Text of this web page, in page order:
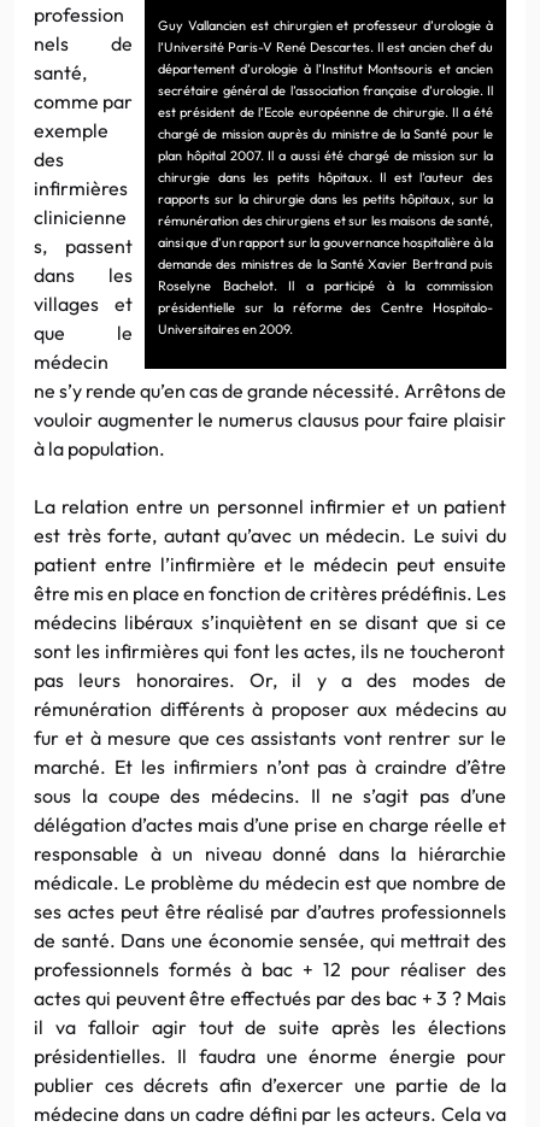
Guy Vallancien est chirurgien et professeur d’urologie à
l’Université Paris-V René Descartes. Il est ancien chef du
département d’urologie à l’Institut Montsouris et ancien
secrétaire général de l’association française d’urologie. Il
est président de l’Ecole européenne de chirurgie. Il a été
chargé de mission auprès du ministre de la Santé pour le
plan hôpital 2007. Il a aussi été chargé de mission sur la
chirurgie dans les petits hôpitaux. Il est l’auteur des
rapports sur la chirurgie dans les petits hôpitaux, sur la
rémunération des chirurgiens et sur les maisons de santé,
ainsi que d’un rapport sur la gouvernance hospitalière à la
demande des ministres de la Santé Xavier Bertrand puis
Roselyne Bachelot. Il a participé à la commission
présidentielle sur la réforme des Centre Hospitalo-
Universitaires en 2009.
profession
nels de
santé,
comme par
exemple
des
infirmières
clinicienne
s, passent
dans les
villages et
que le
médecin
ne s’y rende qu’en cas de grande nécessité. Arrêtons de
vouloir augmenter le numerus clausus pour faire plaisir
à la population.
La relation entre un personnel infirmier et un patient
est très forte, autant qu’avec un médecin. Le suivi du
patient entre l’infirmière et le médecin peut ensuite
être mis en place en fonction de critères prédéfinis. Les
médecins libéraux s’inquiètent en se disant que si ce
sont les infirmières qui font les actes, ils ne toucheront
pas leurs honoraires. Or, il y a des modes de
rémunération différents à proposer aux médecins au
fur et à mesure que cesassistants vont rentrer sur le
marché. Et les infirmiers n’ont pas à craindre d’être
sous la coupe des médecins. Il ne s’agit pas d’une
délégation d’actes mais d’une prise en charge réelle et
responsable à un niveau donné dans la hiérarchie
médicale. Le problème du médecin est que nombre de
ses actes peut être réalisé par d’autres professionnels
de santé. Dans une économie sensée, qui mettrait des
professionnels formés à bac + 12 pour réaliser des
actes qui peuvent être effectués par des bac + 3 ? Mais
il va falloir agir tout de suite après les élections
présidentielles. Il faudra une énorme énergie pour
publier ces décrets afin d’exercer une partie de la
médecine dans un cadre défini par les acteurs. Cela va